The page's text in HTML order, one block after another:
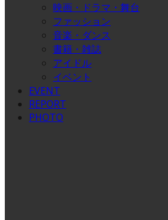
映画・ドラマ・舞台
ファッション
音楽・ダンス
書籍・雑誌
アイドル
イベント
EVENT
REPORT
PHOTO